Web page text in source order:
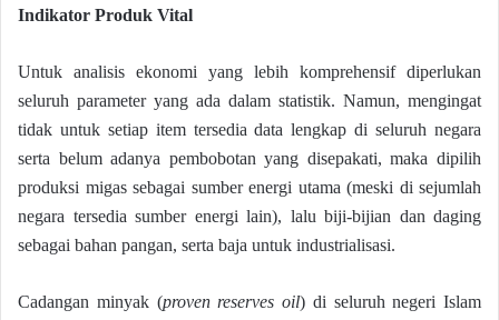
Indikator Produk Vital
Untuk analisis ekonomi yang lebih komprehensif diperlukan
seluruh parameter yang ada dalam statistik. Namun, mengingat
tidak untuk setiap item tersedia data lengkap di seluruh negara
serta belum adanya pembobotan yang disepakati, maka dipilih
produksi migas sebagai sumber energi utama (meski di sejumlah
negara tersedia sumber energi lain), lalu biji-bijian dan daging
sebagai bahan pangan, serta baja untuk industrialisasi.
Cadangan minyak (proven reserves oil) di seluruh negeri Islam